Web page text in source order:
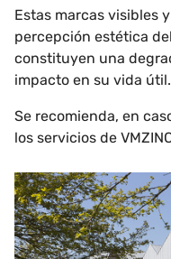
Estas marcas visibles
percepción estética
constituyen una
impacto en su vida útil.
Se recomienda, en
los servicios de